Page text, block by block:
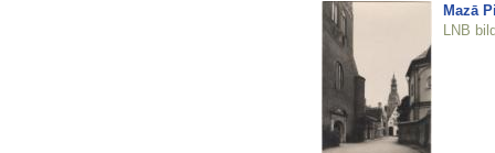
Mazā
LNB